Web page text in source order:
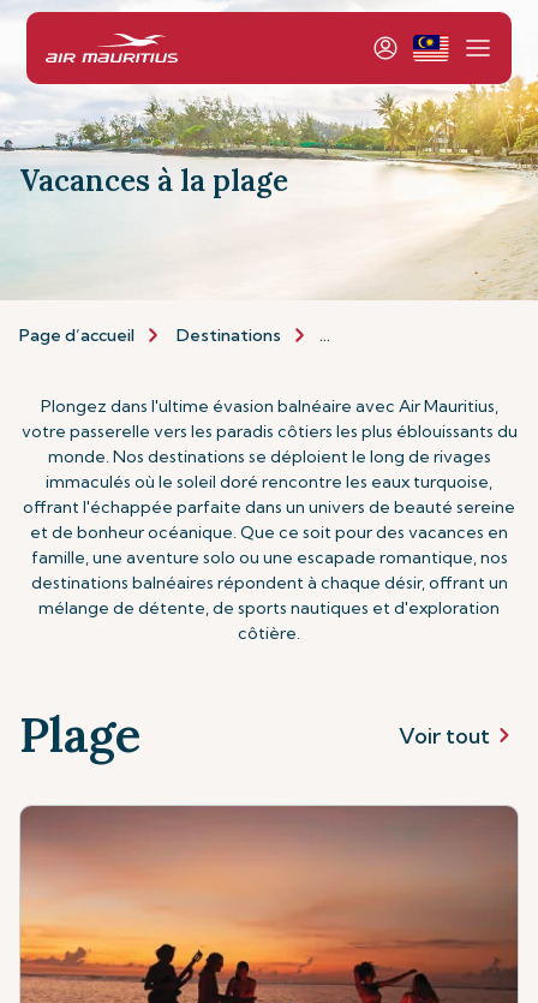
Vacances à la plage
Page d’accueil Destinations Types de Vacances
Plongez dans l'ultime évasion balnéaire avec Air Mauritius,
votre passerelle vers les paradis côtiers les plus éblouissants du
monde. Nos destinations se déploient le long de rivages
immaculés où le soleil doré rencontre les eaux turquoise,
offrant l'échappée parfaite dans un univers de beauté sereine
et de bonheur océanique. Que ce soit pour des vacances en
famille, une aventure solo ou une escapade romantique, nos
destinations balnéaires répondent à chaque désir, offrant un
mélange de détente, de sports nautiques et d'exploration
côtière.
Plage Voir tout